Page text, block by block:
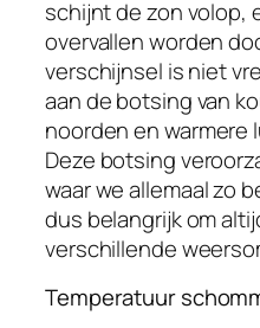
schijnt de zon volop,
overvallen worden
verschijnsel is niet
aan de botsing van
noorden en
Deze botsing
waar we allemaal zo
dus belangrijk om
verschillende
Temperatuur